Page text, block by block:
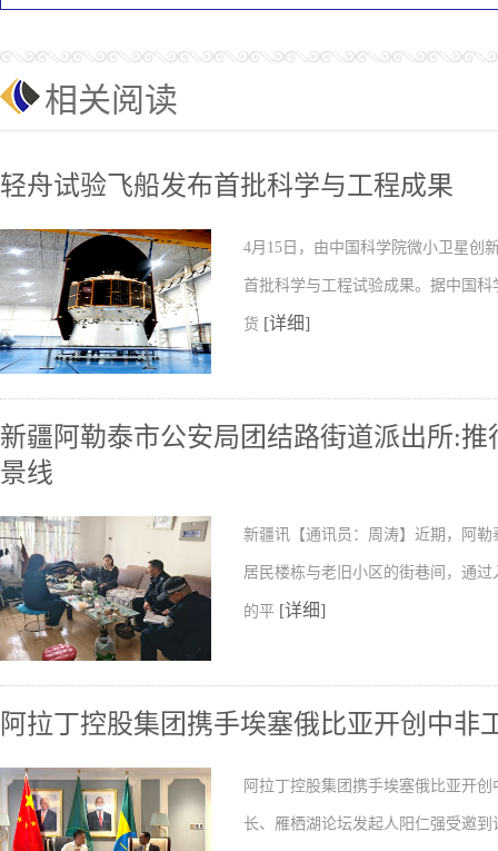
相关阅读
轻舟试验飞船发布首批科学与工程成果
4月15日，由中国科学院微小卫星创
首批科学与工程试验成果。据中国
货 [详细]
新疆阿勒泰市公安局团结路街道派出所:推
景线
新疆讯【通讯员：周涛】近期，阿
居民楼栋与老旧小区的街巷间，通
的平 [详细]
阿拉丁控股集团携手埃塞俄比亚开创中非
阿拉丁控股集团携手埃塞俄比亚开
长、雁栖湖论坛发起人阳仁强受邀